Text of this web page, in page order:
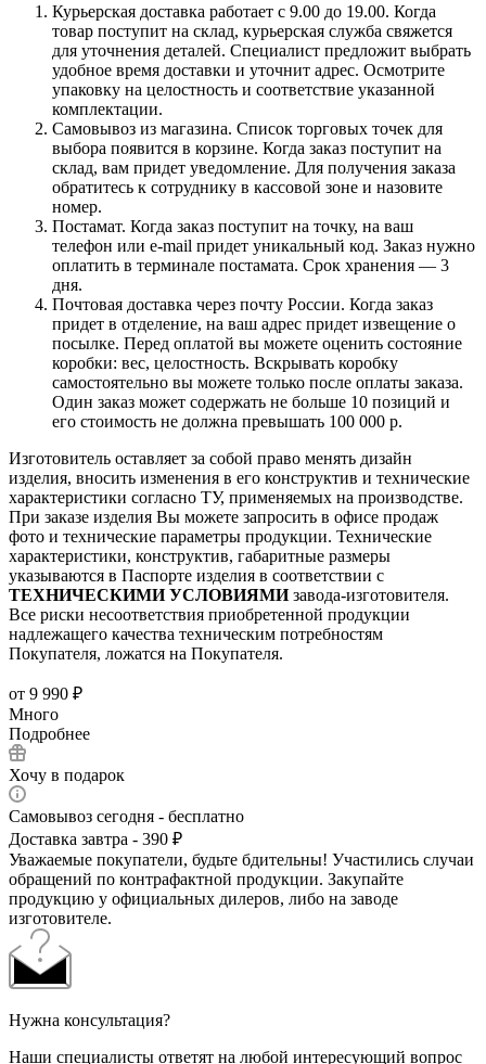
Курьерская доставка работает с 9.00 до 19.00. Когда
товар поступит на склад, курьерская служба свяжется
для уточнения деталей. Специалист предложит выбрать
удобное время доставки и уточнит адрес. Осмотрите
упаковку на целостность и соответствие указанной
комплектации.
Самовывоз из магазина. Список торговых точек для
выбора появится в корзине. Когда заказ поступит на
склад, вам придет уведомление. Для получения заказа
обратитесь к сотруднику в кассовой зоне и назовите
номер.
Постамат. Когда заказ поступит на точку, на ваш
телефон или e-mail придет уникальный код. Заказ нужно
оплатить в терминале постамата. Срок хранения — 3
дня.
Почтовая доставка через почту России. Когда заказ
придет в отделение, на ваш адрес придет извещение о
посылке. Перед оплатой вы можете оценить состояние
коробки: вес, целостность. Вскрывать коробку
самостоятельно вы можете только после оплаты заказа.
Один заказ может содержать не больше 10 позиций и
его стоимость не должна превышать 100 000 р.
Изготовитель оставляет за собой право менять дизайн
изделия, вносить изменения в его конструктив и технические
характеристики согласно ТУ, применяемых на производстве.
При заказе изделия Вы можете запросить в офисе продаж
фото и технические параметры продукции. Технические
характеристики, конструктив, габаритные размеры
указываются в Паспорте изделия в соответствии с
ТЕХНИЧЕСКИМИ УСЛОВИЯМИзавода-изготовителя.
Все риски несоответствия приобретенной продукции
надлежащего качества техническим потребностям
Покупателя, ложатся на Покупателя.
от 9 990 ₽
Много
Подробнее
Хочу в подарок
Самовывоз сегодня - бесплатно
Доставка завтра - 390 ₽
Уважаемые покупатели, будьте бдительны! Участились случаи
обращений по контрафактной продукции. Закупайте
продукцию у официальных дилеров, либо на заводе
изготовителе.
Нужна консультация?
Наши специалисты ответят на любой интересующий вопрос